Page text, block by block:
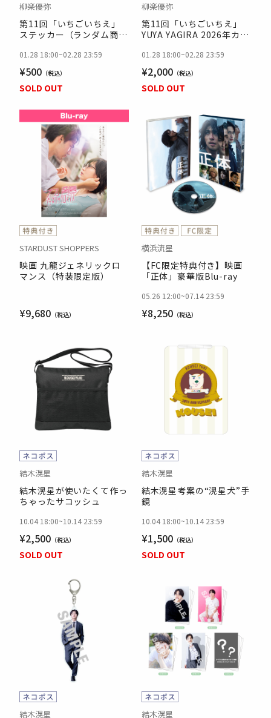
SOLD OUT
柳楽優弥
第11回「いちごいちえ」
ステッカー（ランダム商
01.28 18:00~02.28 23:59
¥500
SOLD OUT
柳楽優弥
第11回「いちごいちえ」
YUYA YAGIRA 2026年カレ
01.28 18:00~02.28 23:59
¥2,000
STARDUST SHOPPERS
映画 九龍ジェネリックロ
マンス（特装限定版）
¥9,680
横浜流星
【FC限定特典付き】映画
「正体」豪華版Blu-ray
05.26 12:00~07.14 23:59
¥8,250
SOLD OUT
結木滉星
結木滉星が使いたくて作っ
ちゃったサコッシュ
10.04 18:00~10.14 23:59
¥2,500
SOLD OUT
結木滉星
結木滉星考案の“滉星犬”手
鏡
10.04 18:00~10.14 23:59
¥1,500
結木滉星 結木滉星